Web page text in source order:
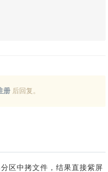
册 后回复。
区中拷文件，结果直接紫屏